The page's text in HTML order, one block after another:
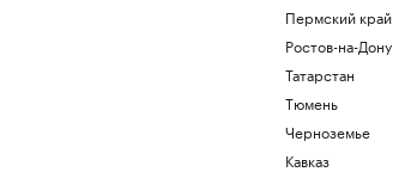
Пермский край
Ростов-на-Дону
Татарстан
Тюмень
Черноземье
Кавказ